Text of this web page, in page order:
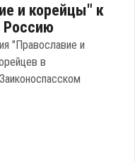
и корейцы" к
Россию
"Православие и
в